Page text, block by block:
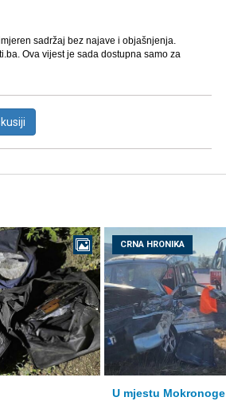
sadržaj bez najave i objašnjenja.
Ova vijest je sada dostupna samo za
CRNA HRONIKA
U mjestu Mokronoge